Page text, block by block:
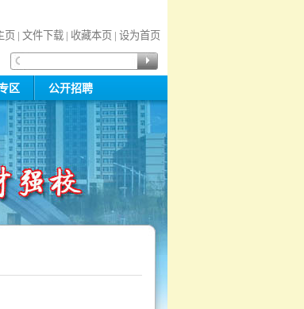
页 | 文件下载 | 收藏本页 | 设为首页
区 公开招聘